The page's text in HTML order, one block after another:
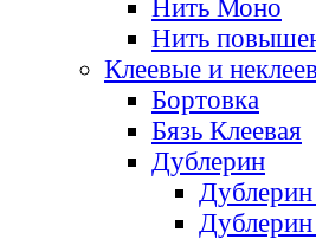
Нить Моно
Нить
Клеевые и
Бортовка
Бязь Клеевая
Дублерин